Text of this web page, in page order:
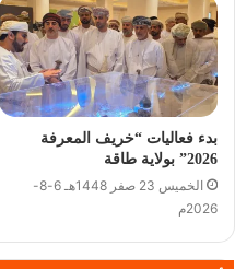
بدء فعاليات “خريف المعرفة
2026” بولاية طاقة
الخميس 23 صفر 1448هـ 6-8-
2026م